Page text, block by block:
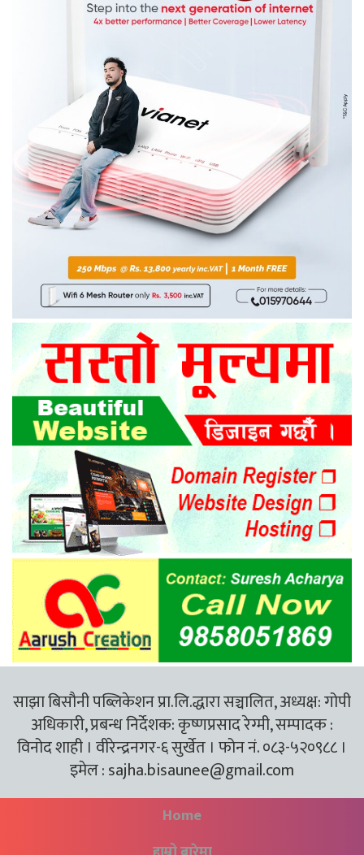
साझा बिसौनी पब्लिकेशन प्रा.लि.द्धारा सञ्चालित, अध्यक्ष: गोपी
अधिकारी, प्रबन्ध निर्देशक: कृष्णप्रसाद रेग्मी, सम्पादक :
विनोद शाही । वीरेन्द्रनगर-६ सुर्खेत । फोन नं. ०८३-५२०९८८ ।
इमेल :sajha.bisaunee@gmail.com
Home